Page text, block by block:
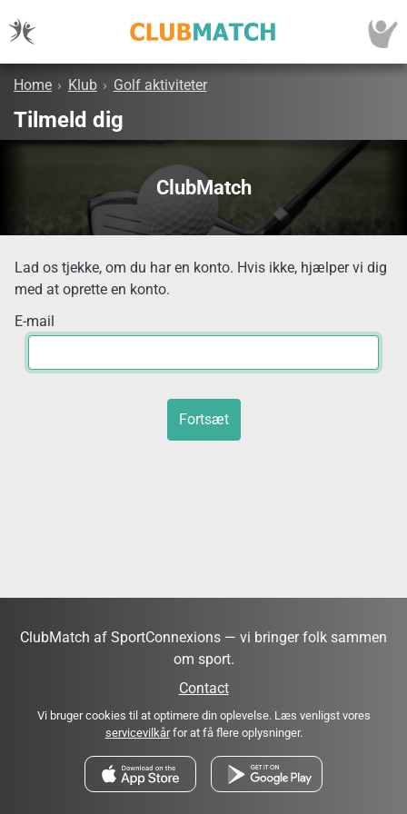
Home › Klub › Golf aktiviteter
Tilmeld dig
ClubMatch
Lad os tjekke, om du har en konto. Hvis ikke, hjælper vi dig
med at oprette en konto.
E-mail
Fortsæt
ClubMatch af SportConnexions — vi bringer folk sammen
om sport.
Contact
Vi bruger cookies til at optimere din oplevelse. Læs venligst vores
servicevilkårfor at få flere oplysninger.